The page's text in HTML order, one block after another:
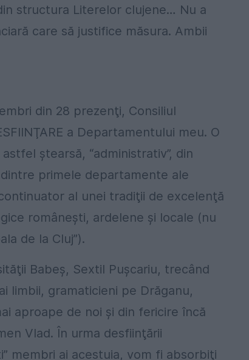
structura Literelor clujene… Nu a
care să justifice măsura. Ambii
din 28 prezenţi, Consiliul
a Departamentului meu. O
ştearsă, “administrativ”, din
primele departamente ale
al unei tradiţii de excelenţă
româneşti, ardelene şi locale (nu
de la Cluj”).
Babeş, Sextil Puşcariu, trecând
limbii, gramaticieni pe Drăganu,
aproape de noi şi din fericire încă
Vlad. În urma desfiinţării
membri ai acestuia, vom fi absorbiţi